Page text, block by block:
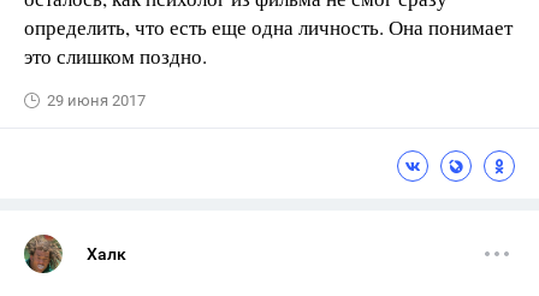
определить, что есть еще одна личность. Она понимает
это слишком поздно.
29 июня 2017
Халк